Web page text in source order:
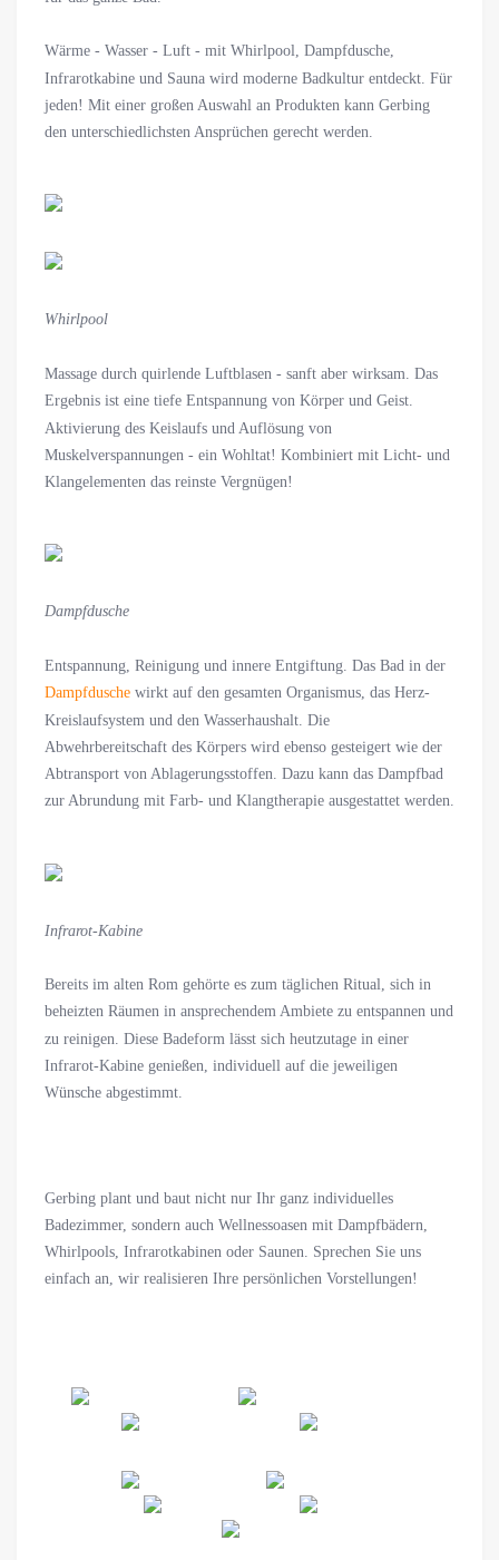
Wärme - Wasser - Luft - mit Whirlpool, Dampfdusche,
Infrarotkabine und Sauna wird moderne Badkultur entdeckt. Für
jeden! Mit einer großen Auswahl an Produkten kann Gerbing
den unterschiedlichsten Ansprüchen gerecht werden.
Whirlpool
Massage durch quirlende Luftblasen - sanft aber wirksam. Das
Ergebnis ist eine tiefe Entspannung von Körper und Geist.
Aktivierung des Keislaufs und Auflösung von
Muskelverspannungen - ein Wohltat! Kombiniert mit Licht- und
Klangelementen das reinste Vergnügen!
Dampfdusche
Entspannung, Reinigung und innere Entgiftung. Das Bad in der
Dampfdusche wirkt auf den gesamten Organismus, das Herz-
Kreislaufsystem und den Wasserhaushalt. Die
Abwehrbereitschaft des Körpers wird ebenso gesteigert wie der
Abtransport von Ablagerungsstoffen. Dazu kann das Dampfbad
zur Abrundung mit Farb- und Klangtherapie ausgestattet werden.
Infrarot-Kabine
Bereits im alten Rom gehörte es zum täglichen Ritual, sich in
beheizten Räumen in ansprechendem Ambiete zu entspannen und
zu reinigen. Diese Badeform lässt sich heutzutage in einer
Infrarot-Kabine genießen, individuell auf die jeweiligen
Wünsche abgestimmt.
Gerbing plant und baut nicht nur Ihr ganz individuelles
Badezimmer, sondern auch Wellnessoasen mit Dampfbädern,
Whirlpools, Infrarotkabinen oder Saunen. Sprechen Sie uns
einfach an, wir realisieren Ihre persönlichen Vorstellungen!